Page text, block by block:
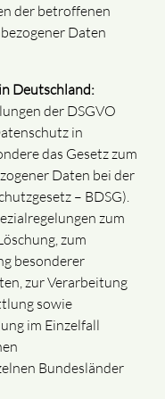
der betroffenen
Daten
Deutschland:
der DSGVO
in
das Gesetz zum
Daten bei der
– BDSG).
zum
zum
besonderer
zur Verarbeitung
sowie
im Einzelfall
Bundesländer